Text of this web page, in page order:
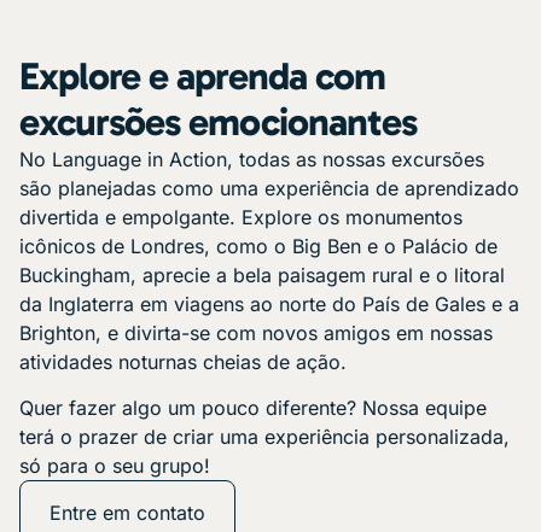
Explore e aprenda com
excursões emocionantes
No Language in Action, todas as nossas excursões
são planejadas como uma experiência de aprendizado
divertida e empolgante. Explore os monumentos
icônicos de Londres, como o Big Ben e o Palácio de
Buckingham, aprecie a bela paisagem rural e o litoral
da Inglaterra em viagens ao norte do País de Gales e a
Brighton, e divirta-se com novos amigos em nossas
atividades noturnas cheias de ação.
Quer fazer algo um pouco diferente? Nossa equipe
terá o prazer de criar uma experiência personalizada,
só para o seu grupo!
Entre em contato